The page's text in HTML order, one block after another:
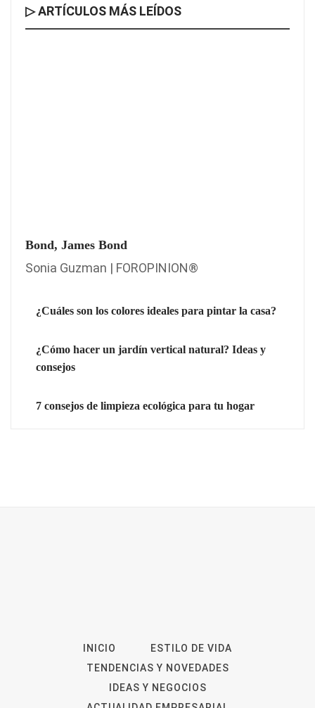
▷ ARTÍCULOS MÁS LEÍDOS
Bond, James Bond
Sonia Guzman | FOROPINION®
¿Cuáles son los colores ideales para pintar la casa?
¿Cómo hacer un jardín vertical natural? Ideas y
consejos
7 consejos de limpieza ecológica para tu hogar
INICIO
ESTILO DE VIDA
TENDENCIAS Y NOVEDADES
IDEAS Y NEGOCIOS